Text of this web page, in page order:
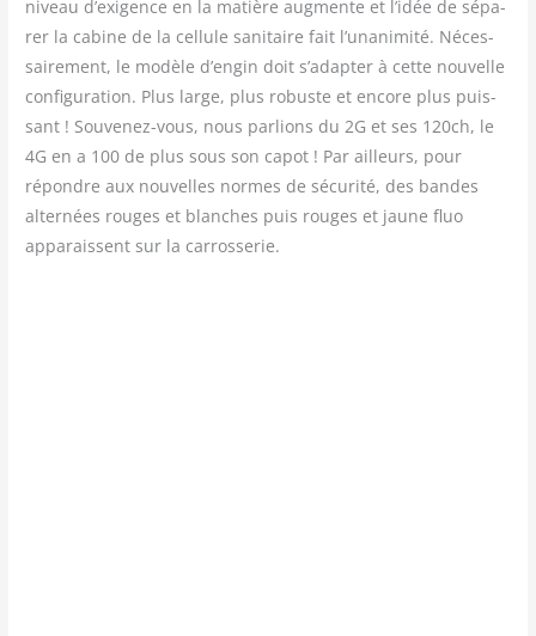
niveau d’exigence en la matière aug­mente et l’idée de sépa­
rer la cabine de la cel­lule sani­taire fait l’unanimité. Néces­
sai­re­ment, le modèle d’engin doit s’adapter à cette nou­velle
confi­gu­ra­tion. Plus large, plus robuste et encore plus puis­
sant ! Sou­ve­nez-vous, nous par­lions du 2G et ses 120ch, le
4G en a 100 de plus sous son capot ! Par ailleurs, pour
répondre aux nou­velles normes de sécu­ri­té, des bandes
alter­nées rouges et blanches puis rouges et jaune fluo
appa­raissent sur la carrosserie.